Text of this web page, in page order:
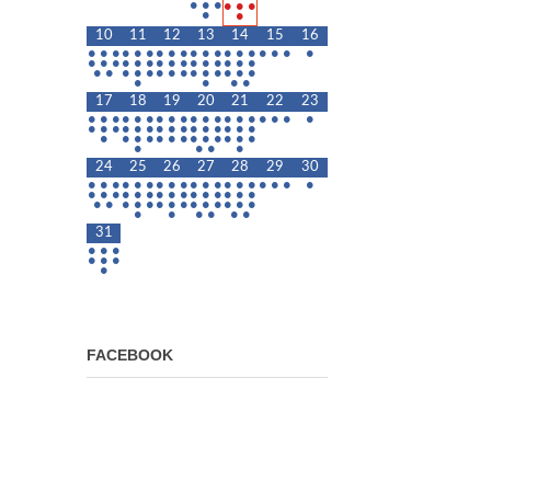
• • •
•
• • •
•
10
• • •
• • •
• •
11
• • •
• • •
• • •
•
12
• • •
• • •
• • •
13
• • •
• • •
• • •
•
14
• • •
• • •
• • •
• •
15
• • •
16
•
17
• • •
• • •
•
18
• • •
• • •
• • •
•
19
• • •
• • •
• • •
20
• • •
• • •
• • •
• •
21
• • •
• • •
• • •
•
22
• • •
23
•
24
• • •
• • •
• •
25
• • •
• • •
• • •
•
26
• • •
• • •
• • •
•
27
• • •
• • •
• • •
• •
28
• • •
• • •
• • •
• •
29
• • •
30
•
31
• • •
• • •
•
FACEBOOK